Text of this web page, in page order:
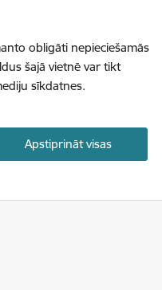
obligāti nepieciešamās
šajā vietnē var tikt
sīkdatnes.
Apstiprināt visas